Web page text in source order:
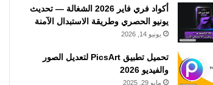
أكواد فري فاير 2026 الشغالة — تحديث
يونيو الحصري وطريقة الاستبدال الآمنة
يونيو 14, 2026
تحميل تطبيق PicsArt لتعديل الصور
والفيديو 2026
مايو 29, 2025